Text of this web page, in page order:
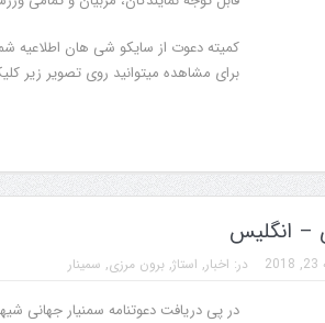
برای مشاهده میتوانید روی تصویر زیر
– انگلیس
در: اخبار, استاژ,برون مرزی, سمینار
در پی دریافت دعوتنامه سمنیار جهانی